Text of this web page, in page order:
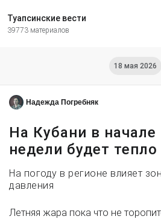
Туапсинские вести
39773 материалов
18 мая 2026
Надежда Погребняк
На Кубани в
недели будет
На погоду в регионе влияет
давления
Летняя жара пока что не